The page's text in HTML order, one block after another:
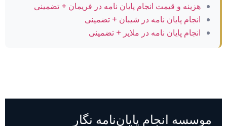
هزینه و قیمت انجام پایان نامه در فریمان + تضمینی
انجام پایان نامه در شیبان + تضمینی
انجام پایان نامه در ملایر + تضمینی
موسسه انجام پایان‌نامه نگار